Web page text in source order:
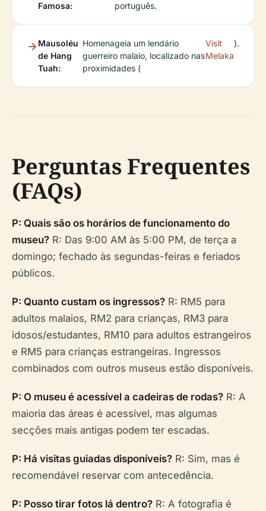
Famosa:
português.
Mausoléu
de Hang
Tuah:
Homenageia um lendário
guerreiro malaio, localizado nas
proximidades (
Visit
Melaka
).
Perguntas Frequentes
(FAQs)
P: Quais são os horários de funcionamento do
museu? R: Das 9:00 AM às 5:00 PM, de terça a
domingo; fechado às segundas-feiras e feriados
públicos.
P: Quanto custam os ingressos? R: RM5 para
adultos malaios, RM2 para crianças, RM3 para
idosos/estudantes, RM10 para adultos estrangeiros
e RM5 para crianças estrangeiras. Ingressos
combinados com outros museus estão disponíveis.
P: O museu é acessível a cadeiras de rodas? R: A
maioria das áreas é acessível, mas algumas
secções mais antigas podem ter escadas.
P: Há visitas guiadas disponíveis? R: Sim, mas é
recomendável reservar com antecedência.
P: Posso tirar fotos lá dentro? R: A fotografia é